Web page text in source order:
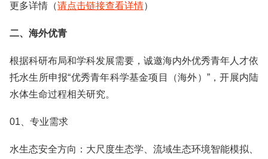
更多详情（请点击链接查看详情）
二、海外优青
根据科研布局和学科发展需要，诚邀海内外优秀青年人才依
托水生所申报“优秀青年科学基金项目（海外）”，开展内陆
水体生命过程相关研究。
01、专业需求
水生态安全方向：大尺度生态学、流域生态环境智能模拟、